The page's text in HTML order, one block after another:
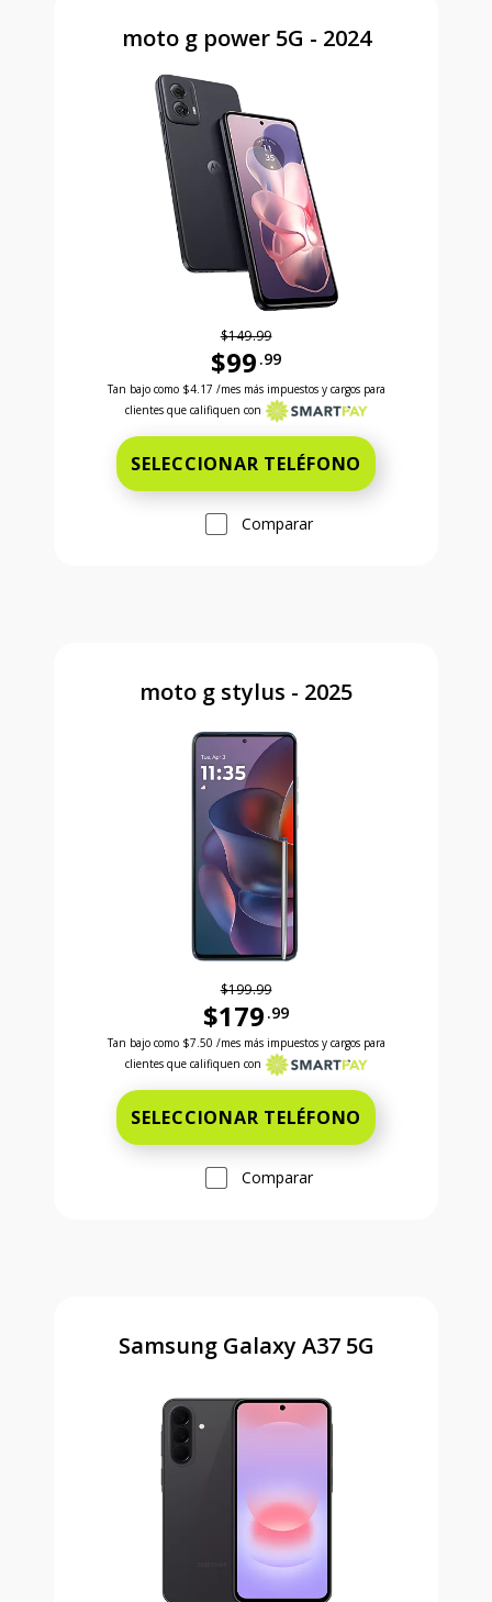
moto g power 5G - 2024
$149.99
$99 .99
Antes el precio era 149 dollars and 99 cents
Tan bajo como $4.17 /mes más impuestos y cargos para
clientes que califiquen con
SELECCIONAR TELÉFONO
Comparar
moto g stylus - 2025
$199.99
$179 .99
Antes el precio era 199 dollars and 99 cents
Tan bajo como $7.50 /mes más impuestos y cargos para
clientes que califiquen con
SELECCIONAR TELÉFONO
Comparar
Samsung Galaxy A37 5G